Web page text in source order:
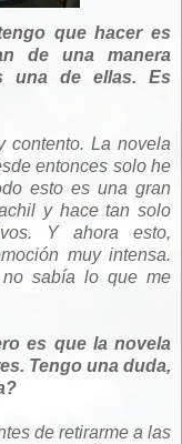
que hacer es
de una manera
una de ellas. Es
contento. La novela
entonces solo he
esto es una gran
y hace tan solo
Y ahora esto,
muy intensa.
sabía lo que me
es que la novela
Tengo una duda,
de retirarme a las